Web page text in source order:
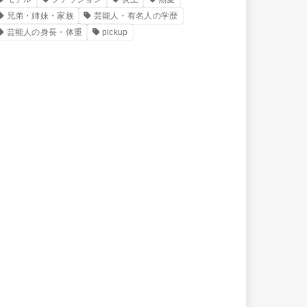
兄弟・姉妹・家族
芸能人・有名人の学歴
芸能人の身長・体重
pickup